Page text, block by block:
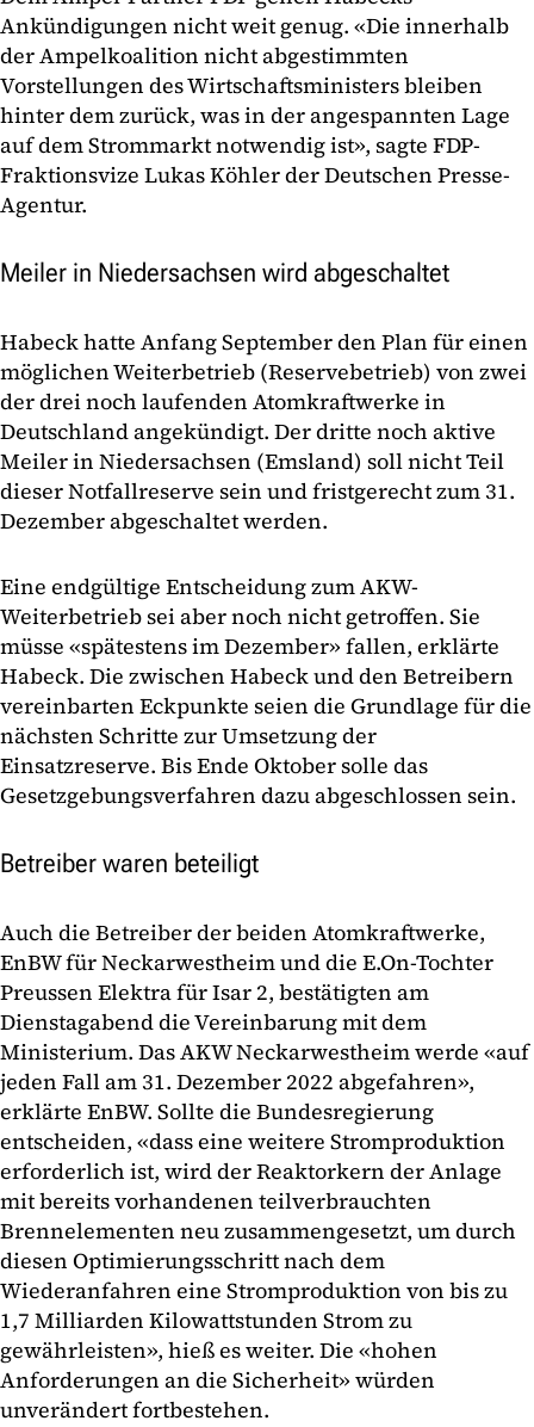
Ankündigungen nicht weit genug. «Die innerhalb
der Ampelkoalition nicht abgestimmten
Vorstellungen des Wirtschaftsministers bleiben
hinter dem zurück, was in der angespannten Lage
auf dem Strommarkt notwendig ist», sagte FDP-
Fraktionsvize Lukas Köhler der Deutschen Presse-
Agentur.
Meiler in Niedersachsen wird abgeschaltet
Habeck hatte Anfang September den Plan für einen
möglichen Weiterbetrieb (Reservebetrieb) von zwei
der drei noch laufenden Atomkraftwerke in
Deutschland angekündigt. Der dritte noch aktive
Meiler in Niedersachsen (Emsland) soll nicht Teil
dieser Notfallreserve sein und fristgerecht zum 31.
Dezember abgeschaltet werden.
Eine endgültige Entscheidung zum AKW-
Weiterbetrieb sei aber noch nicht getroffen. Sie
müsse «spätestens im Dezember» fallen, erklärte
Habeck. Die zwischen Habeck und den Betreibern
vereinbarten Eckpunkte seien die Grundlage für die
nächsten Schritte zur Umsetzung der
Einsatzreserve. Bis Ende Oktober solle das
Gesetzgebungsverfahren dazu abgeschlossen sein.
Betreiber waren beteiligt
Auch die Betreiber der beiden Atomkraftwerke,
EnBW für Neckarwestheim und die E.On-Tochter
Preussen Elektra für Isar 2, bestätigten am
Dienstagabend die Vereinbarung mit dem
Ministerium. Das AKW Neckarwestheim werde «auf
jeden Fall am 31. Dezember 2022 abgefahren»,
erklärte EnBW. Sollte die Bundesregierung
entscheiden, «dass eine weitere Stromproduktion
erforderlich ist, wird der Reaktorkern der Anlage
mit bereits vorhandenen teilverbrauchten
Brennelementen neu zusammengesetzt, um durch
diesen Optimierungsschritt nach dem
Wiederanfahren eine Stromproduktion von bis zu
1,7 Milliarden Kilowattstunden Strom zu
gewährleisten», hieß es weiter. Die «hohen
Anforderungen an die Sicherheit» würden
unverändert fortbestehen.